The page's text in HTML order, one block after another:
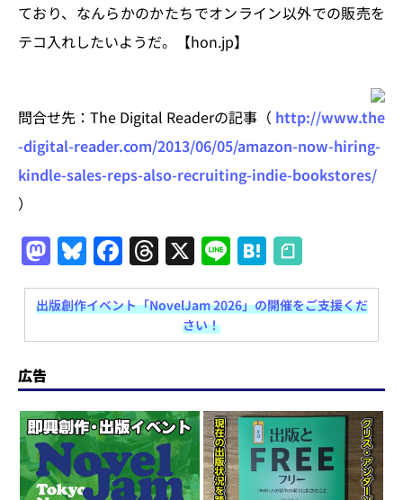
ており、なんらかのかたちでオンライン以外での販売を
テコ入れしたいようだ。【hon.jp】
問合せ先：The Digital Readerの記事（ http://www.the
-digital-reader.com/2013/06/05/amazon-now-hiring-
kindle-sales-reps-also-recruiting-indie-bookstores/
）
M
a
st
o
o
n
Bl
u
e
s
y
F
a
c
e
o
o
k
T
h
re
a
s
X Li
n
e
H
at
e
n
出版創作イベント「NovelJam 2026」の開催をご支援くだ
さい！
広告